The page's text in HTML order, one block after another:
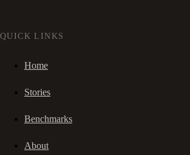
QUICK LINKS
Home
Stories
Benchmarks
About